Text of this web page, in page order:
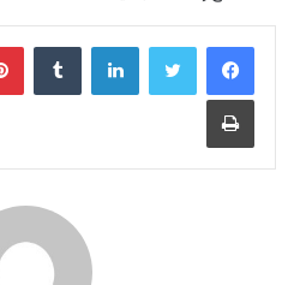
لينكدإن
طباعة